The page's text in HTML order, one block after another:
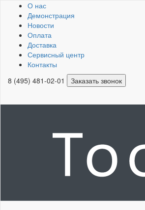
О нас
Демонстрация
Новости
Оплата
Доставка
Сервисный центр
Контакты
8 (495) 481-02-01
Заказать звонок